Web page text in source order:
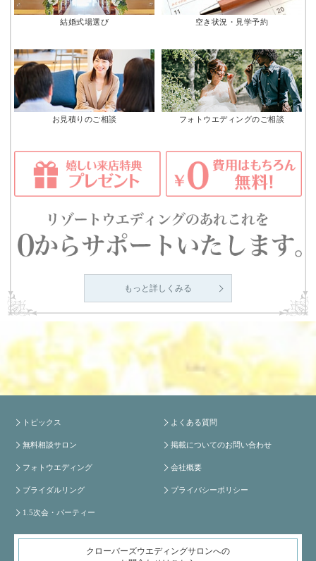
結婚式場選び 空き状況・見学予約
お見積りのご相談 フォトウエディングのご相談
もっと詳しくみる
トピックス
無料相談サロン
フォトウエディング
ブライダルリング
1.5次会・パーティー
よくある質問
掲載についてのお問い合わせ
会社概要
プライバシーポリシー
クローバーズウエディングサロンへの